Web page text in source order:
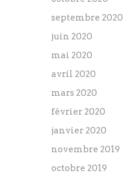
septembre 2020
juin 2020
mai 2020
avril 2020
mars 2020
février 2020
janvier 2020
novembre 2019
octobre 2019